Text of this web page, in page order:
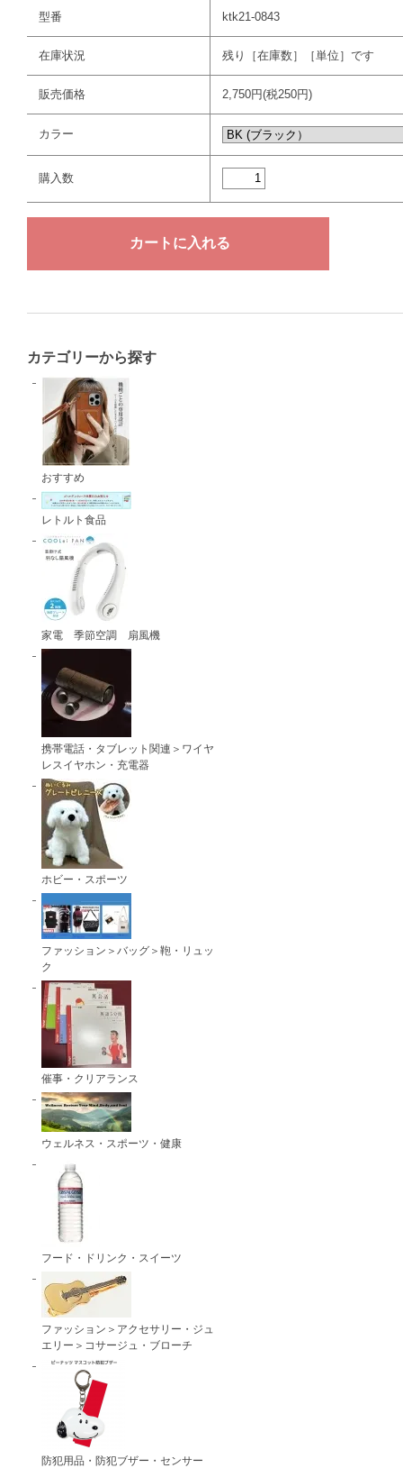
型番 ktk21-0843
在庫状況 残り［在庫数］［単位］です
販売価格 2,750円(税250円)
カラー
購入数
カテゴリーから探す
おすすめ
レトルト食品
家電 季節空調 扇風機
携帯電話・タブレット関連＞ワイヤ
レスイヤホン・充電器
ホビー・スポーツ
ファッション＞バッグ＞鞄・リュッ
ク
催事・クリアランス
ウェルネス・スポーツ・健康
フード・ドリンク・スイーツ
ファッション＞アクセサリー・ジュ
エリー＞コサージュ・ブローチ
防犯用品・防犯ブザー・センサー